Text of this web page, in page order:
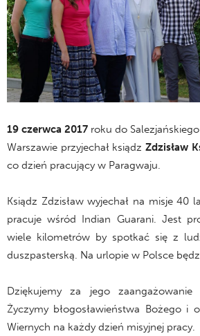
19 czerwca 2017 roku do
Warszawie przyjechał ksiądzZdzisław
co dzień pracujący w Paragwaju.
Ksiądz Zdzisław wyjechał na misje 40
pracuje wśród Indian Guarani. Jest
wiele kilometrów by spotkać się z
duszpasterską. Na urlopie w Polsce
Dziękujemy za jego
Życzymy błogosławieństwa Bożego i
Wiernych na każdy dzień misyjnej pracy.